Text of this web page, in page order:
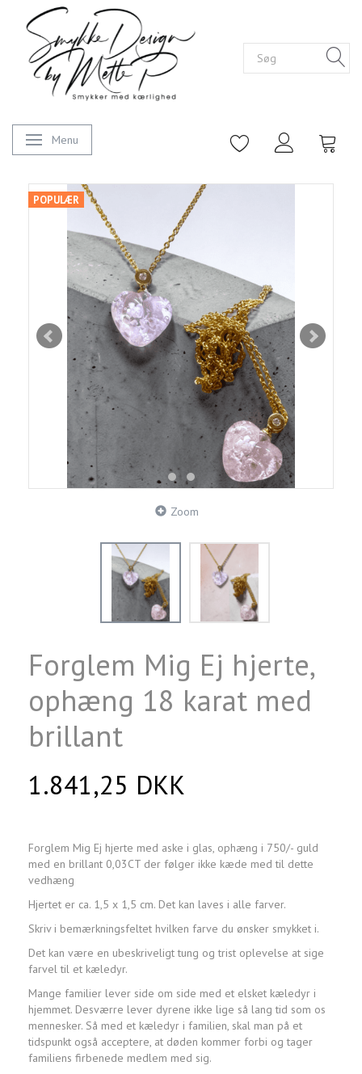
Skifte navigation
Menu
POPULÆR
Zoom
Forglem Mig Ej hjerte,
ophæng 18 karat med
brillant
1.841,25 DKK
Forglem Mig Ej hjerte med aske i glas, ophæng i 750/- guld
med en brillant 0,03CT der følger ikke kæde med til dette
vedhæng
Hjertet er ca. 1,5 x 1,5 cm. Det kan laves i alle farver.
Skriv i bemærkningsfeltet hvilken farve du ønsker smykket i.
Det kan være en ubeskriveligt tung og trist oplevelse at sige
farvel til et kæledyr.
Mange familier lever side om side med et elsket kæledyr i
hjemmet. Desværre lever dyrene ikke lige så lang tid som os
mennesker. Så med et kæledyr i familien, skal man på et
tidspunkt også acceptere, at døden kommer forbi og tager
familiens firbenede medlem med sig.